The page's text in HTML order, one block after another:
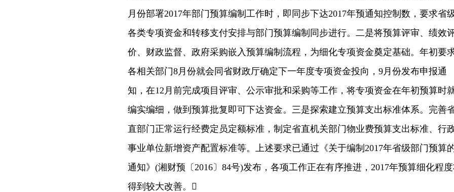
月份部署2017年部门预算编制工作时，即同步下达2017年预通知控制数，要求省
各类专项资金和转移支付安排与部门预算编制同步进行。二是将预算评审、绩效
价、财政监督、政府采购嵌入预算编制流程，为细化专项资金奠定基础。年初要
各相关部门8月份就会同省财政厅确定下一年度专项资金投向，9月份发布申报通
知，在12月前完成项目评审、公示审批和采购等工作，将专项资金在年初预算时
编实编细，做到预算批复即可下达资金。三是探索建立预算支出标准体系。完善
直部门正常运行经费定员定额标准，制定省直机关部门物业费预算支出标准、行
事业单位新增资产配置标准等。上述要求已通过《关于编制2017年省级部门预算
通知》(湘财预〔2016〕84号)发布，各项工作正在有序推进，2017年预算细化程
得到较大改善。